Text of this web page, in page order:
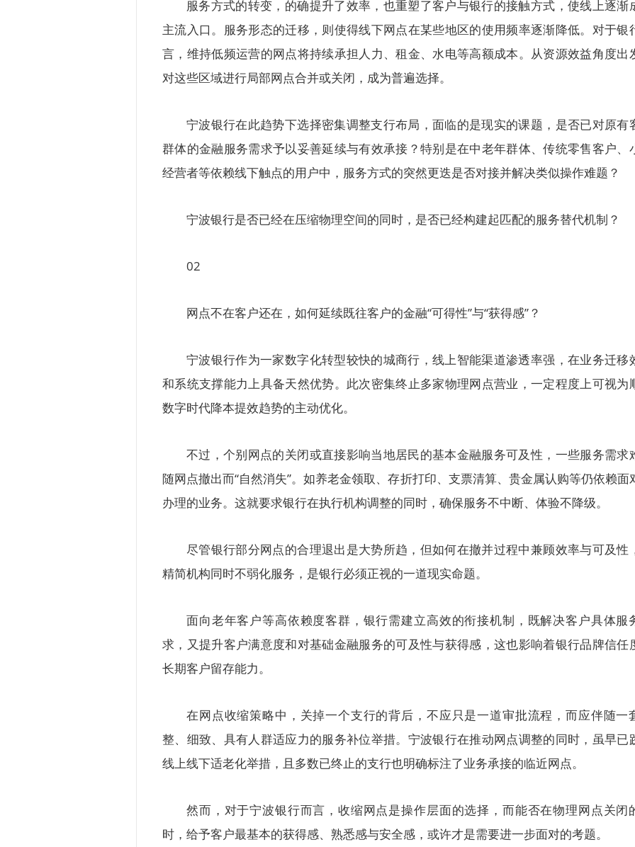
服务方式的转变，的确提升了效率，也重塑了客户与银行的接触方式，使线上逐渐
主流入口。服务形态的迁移，则使得线下网点在某些地区的使用频率逐渐降低。对于银
言，维持低频运营的网点将持续承担人力、租金、水电等高额成本。从资源效益角度出
对这些区域进行局部网点合并或关闭，成为普遍选择。
宁波银行在此趋势下选择密集调整支行布局，面临的是现实的课题，是否已对原有
群体的金融服务需求予以妥善延续与有效承接？特别是在中老年群体、传统零售客户、
经营者等依赖线下触点的用户中，服务方式的突然更迭是否对接并解决类似操作难题？
宁波银行是否已经在压缩物理空间的同时，是否已经构建起匹配的服务替代机制？
02
网点不在客户还在，如何延续既往客户的金融“可得性”与“获得感”？
宁波银行作为一家数字化转型较快的城商行，线上智能渠道渗透率强，在业务迁移
和系统支撑能力上具备天然优势。此次密集终止多家物理网点营业，一定程度上可视为
数字时代降本提效趋势的主动优化。
不过，个别网点的关闭或直接影响当地居民的基本金融服务可及性，一些服务需求
随网点撤出而“自然消失”。如养老金领取、存折打印、支票清算、贵金属认购等仍依赖面
办理的业务。这就要求银行在执行机构调整的同时，确保服务不中断、体验不降级。
尽管银行部分网点的合理退出是大势所趋，但如何在撤并过程中兼顾效率与可及性
精简机构同时不弱化服务，是银行必须正视的一道现实命题。
面向老年客户等高依赖度客群，银行需建立高效的衔接机制，既解决客户具体服
求，又提升客户满意度和对基础金融服务的可及性与获得感，这也影响着银行品牌信任
长期客户留存能力。
在网点收缩策略中，关掉一个支行的背后，不应只是一道审批流程，而应伴随一
整、细致、具有人群适应力的服务补位举措。宁波银行在推动网点调整的同时，虽早已
线上线下适老化举措，且多数已终止的支行也明确标注了业务承接的临近网点。
然而，对于宁波银行而言，收缩网点是操作层面的选择，而能否在物理网点关闭
时，给予客户最基本的获得感、熟悉感与安全感，或许才是需要进一步面对的考题。